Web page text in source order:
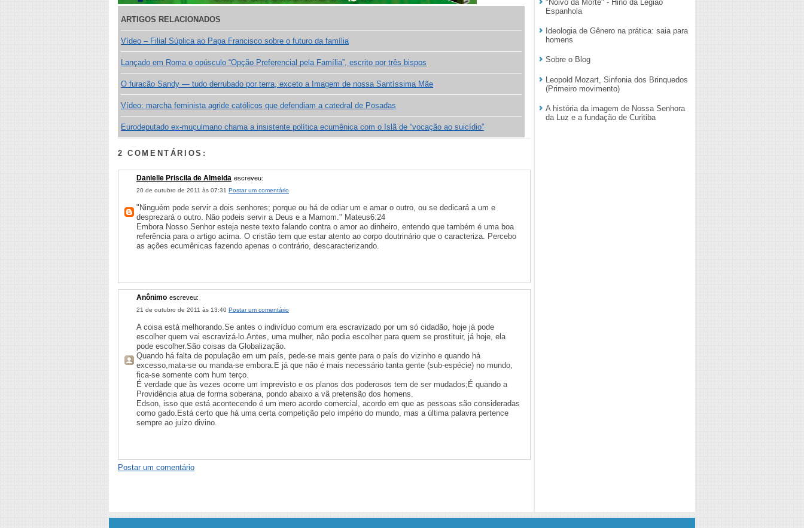
ARTIGOS RELACIONADOS
Vídeo – Filial Súplica ao Papa Francisco sobre o futuro da família
Lançado em Roma o opúsculo “Opção Preferencial pela Família”, escrito por três bispos
O furacão Sandy — tudo derrubado por terra, exceto a Imagem de nossa Santíssima Mãe
Vídeo: marcha feminista agride católicos que defendiam a catedral de Posadas
Eurodeputado ex-muçulmano chama a insistente política ecumênica com o Islã de “vocação ao suicídio”
2 COMENTÁRIOS:
Danielle Priscila de Almeida escreveu:
20 de outubro de 2011 às 07:31 Postar um comentário
"Ninguém pode servir a dois senhores; porque ou há de odiar um e amar o outro, ou se dedicará a um e
desprezará o outro. Não podeis servir a Deus e a Mamom." Mateus6:24
Embora Nosso Senhor esteja neste texto falando contra o amor ao dinheiro, entendo que também é uma boa
referência para o artigo acima. O cristão tem que estar atento ao corpo doutrinário que o caracteriza. Percebo
as ações ecumênicas fazendo apenas o contrário, descaracterizando.
Anônimo escreveu:
21 de outubro de 2011 às 13:40 Postar um comentário
A coisa está melhorando.Se antes o indivíduo comum era escravizado por um só cidadão, hoje já pode
escolher quem vai escravizá-lo.Antes, uma mulher, não podia escolher para quem se prostituir, já hoje, ela
pode escolher.São coisas da Globalização.
Quando há falta de população em um país, pede-se mais gente para o país do vizinho e quando há
excesso,mata-se ou manda-se embora.E já que não é mais necessário tanta gente (sub-espécie) no mundo,
fica-se somente com hum terço.
É verdade que às vezes ocorre um imprevisto e os planos dos poderosos tem de ser mudados;É quando a
Providência atua de forma soberana, pondo abaixo a vã pretensão dos homens.
Edson, isso que está acontecendo é um mero acordo comercial, acordo em que as pessoas são consideradas
como gado.Está certo que há uma certa competição pelo império do mundo, mas a última palavra pertence
sempre ao juízo divino.
Postar um comentário
"Noivo da Morte" - Hino da Legião
Espanhola
Ideologia de Gênero na prática: saia para
homens
Sobre o Blog
Leopold Mozart, Sinfonia dos Brinquedos
(Primeiro movimento)
A história da imagem de Nossa Senhora
da Luz e a fundação de Curitiba